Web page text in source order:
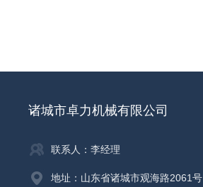
诸城市卓力机械有限公司
联系人：李经理
地址：山东省诸城市观海路2061号